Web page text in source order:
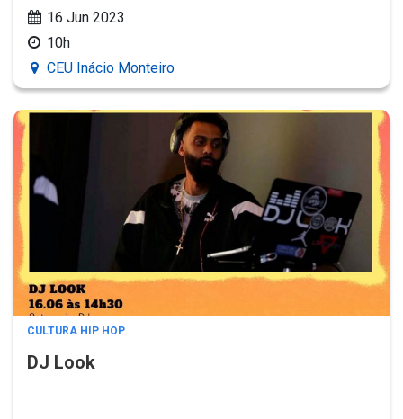
16 Jun 2023
10h
CEU Inácio Monteiro
CULTURA HIP HOP
DJ Look